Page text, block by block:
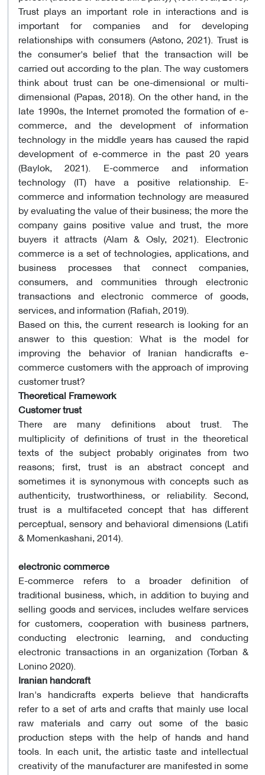
Trust plays an important role in interactions and is
important for companies and for developing
relationships with consumers (Astono, 2021). Trust is
the consumer's belief that the transaction will be
carried out according to the plan. The way customers
think about trust can be one-dimensional or multi-
dimensional (Papas, 2018). On the other hand, in the
late 1990s, the Internet promoted the formation of e-
commerce, and the development of information
technology in the middle years has caused the rapid
development of e-commerce in the past 20 years
(Baylok, 2021). E-commerce and information
technology (IT) have a positive relationship. E-
commerce and information technology are measured
by evaluating the value of their business; the more the
company gains positive value and trust, the more
buyers it attracts (Alam & Osly, 2021). Electronic
commerce is a set of technologies, applications, and
business processes that connect companies,
consumers, and communities through electronic
transactions and electronic commerce of goods,
services, and information (Rafiah, 2019).
Based on this, the current research is looking for an
answer to this question: What is the model for
improving the behavior of Iranian handicrafts e-
commerce customers with the approach of improving
customer trust?
Theoretical Framework
Customer trust
There are many definitions about trust. The
multiplicity of definitions of trust in the theoretical
texts of the subject probably originates from two
reasons; first, trust is an abstract concept and
sometimes it is synonymous with concepts such as
authenticity, trustworthiness, or reliability. Second,
trust is a multifaceted concept that has different
perceptual, sensory and behavioral dimensions (Latifi
& Momenkashani, 2014).
electronic commerce
E-commerce refers to a broader definition of
traditional business, which, in addition to buying and
selling goods and services, includes welfare services
for customers, cooperation with business partners,
conducting electronic learning, and conducting
electronic transactions in an organization (Torban &
Lonino 2020).
Iranian handcraft
Iran's handicrafts experts believe that handicrafts
refer to a set of arts and crafts that mainly use local
raw materials and carry out some of the basic
production steps with the help of hands and hand
tools. In each unit, the artistic taste and intellectual
creativity of the manufacturer are manifested in some